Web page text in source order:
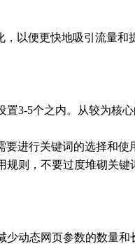
以便更快地吸引流量和
3-5个之内。从较为核
进行关键词的选择和使
则，不要过度堆砌关
动态网页参数的数量